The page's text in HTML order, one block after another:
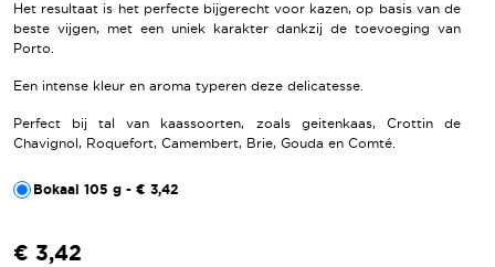
Het resultaat is het perfecte bijgerecht voor kazen, op basis van de
beste vijgen, met een uniek karakter dankzij de toevoeging van
Porto.
Een intense kleur en aroma typeren deze delicatesse.
Perfect bij tal van kaassoorten, zoals geitenkaas, Crottin de
Chavignol, Roquefort, Camembert, Brie, Gouda en Comté.
Bokaal 105 g - € 3,42
€ 3,42